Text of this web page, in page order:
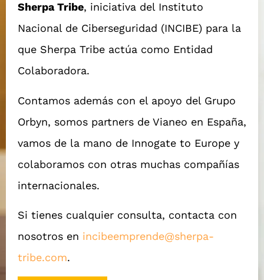
Sherpa Tribe, iniciativa del Instituto
Nacional de Ciberseguridad (INCIBE) para la
que Sherpa Tribe actúa como Entidad
Colaboradora.
Contamos además con el apoyo del Grupo
Orbyn, somos partners de Vianeo en España,
vamos de la mano de Innogate to Europe y
colaboramos con otras muchas compañías
internacionales.
Si tienes cualquier consulta, contacta con
nosotros en incibeemprende@sherpa-
tribe.com.